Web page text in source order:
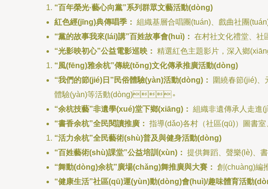
“百年榮光·藝心向黨”系列群眾文藝活動(dòng)
紅色經(jīng)典傳唱季： 組織基層合唱團(tuán)、戲曲社團
“黨的故事我來(lái)講”百姓故事會(huì)： 在村社文化禮堂、社
“光影映初心”公益電影巡映： 精選紅色主題影片，深入鄉(xiāng)鎮
“風(fēng)雅余杭”傳統(tǒng)文化傳承推廣活動(dòng)
“我們的節(jié)日”民俗體驗(yàn)活動(dòng)：
圍繞春節(jié)、
體驗(yàn)等活動(dòng)。
“余杭技藝”非遺學(xué)堂下鄉(xiāng)： 組織非遺傳承人走進
“書香余杭”全民閱讀推廣： 指導(dǎo)各村（社區(qū)）圖書
“活力余杭”全民藝術(shù)普及與健身活動(dòng)
“百姓藝術(shù)課堂”公益培訓(xùn)： 提供舞蹈、聲樂(lè)、
“舞動(dòng)余杭”廣場(chǎng)舞推廣與大賽： 創(chuàng)編推
“健康生活”社區(qū)運(yùn)動(dòng)會(huì)/趣味體育活動